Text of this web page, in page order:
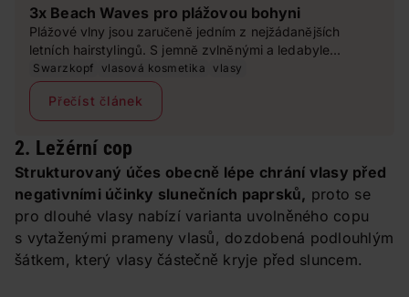
3x Beach Waves pro plážovou bohyni
Plážové vlny jsou zaručeně jedním z nejžádanějších
letních hairstylingů. S jemně zvlněnými a ledabyle
rozpramínkovanými vlasy zkrátka nešlápnete vedle!
Swarzkopf vlasová kosmetika vlasy
Přečíst článek
2. Ležérní cop
Strukturovaný účes obecně lépe chrání vlasy před
negativními účinky slunečních paprsků, proto se
pro dlouhé vlasy nabízí varianta uvolněného copu
s vytaženými prameny vlasů, dozdobená podlouhlým
šátkem, který vlasy částečně kryje před sluncem.